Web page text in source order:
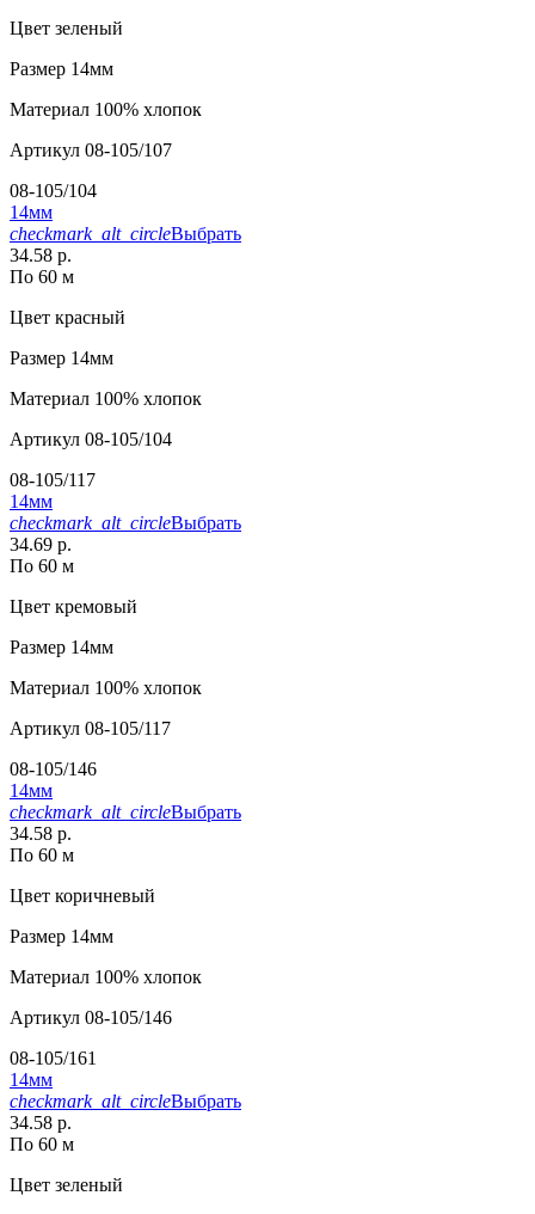
Цвет зеленый
Размер 14мм
Материал 100% хлопок
Артикул 08-105/107
08-105/104
14мм
checkmark_alt_circleВыбрать
34.58 р.
По 60 м
Цвет красный
Размер 14мм
Материал 100% хлопок
Артикул 08-105/104
08-105/117
14мм
checkmark_alt_circleВыбрать
34.69 р.
По 60 м
Цвет кремовый
Размер 14мм
Материал 100% хлопок
Артикул 08-105/117
08-105/146
14мм
checkmark_alt_circleВыбрать
34.58 р.
По 60 м
Цвет коричневый
Размер 14мм
Материал 100% хлопок
Артикул 08-105/146
08-105/161
14мм
checkmark_alt_circleВыбрать
34.58 р.
По 60 м
Цвет зеленый